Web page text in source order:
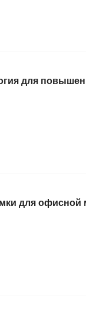
для
для офисной